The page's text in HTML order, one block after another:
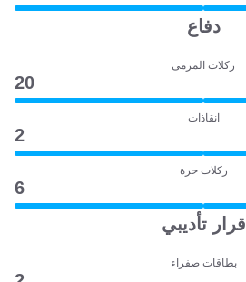
دفاع
ركلات المرمى
20
انقاذات
2
ركلات حرة
6
قرار تأديبي
بطاقات صفراء